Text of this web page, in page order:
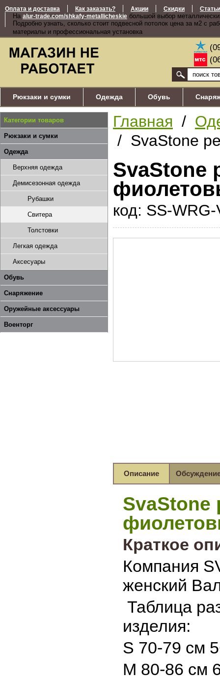
Оплата и доставка Как заказать? Акции Скидки Статьи
На alur-trade.com/shkafy-metallicheskie большой выбор
Подробно узнать, сколько стоит подвесной потолок цена за м2 с
материалы и профессиональная установка
Рюкзаки и сумки Одежда Обувь
Категории товаров
Рюкзаки и сумки
Одежда
Верхняя одежда
Демисезонная одежда
Рубашки
Свитера
Толстовки
Легкая одежда
Аксесуары
Обувь
Снаряжение
Оружейные аксессуары
Военторг
Главная /
/ SvaStone
SvaStone
код: SS-
Описание
SvaStone
Краткое
Компания
женский
Таблица
изделия:
S 70-79 см
M 80-86 см